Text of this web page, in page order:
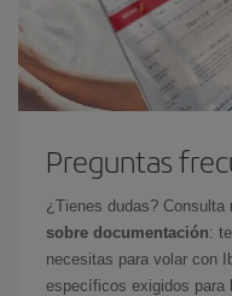
Preguntas
¿Tienes dudas? Consulta
sobre documentación:
necesitas para volar con
específicos exigidos para